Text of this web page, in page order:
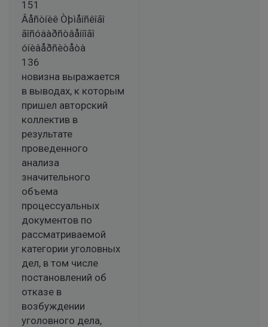
151
Âåñòíèê Òþìåíñêîãî
ãîñóäàðñòâåííîãî
óíèâåðñèòåòà
136
новизна выражается
в выводах, к которым
пришел авторский
коллектив в
результате
проведенного
анализа
значительного
объема
процессуальных
документов по
рассматриваемой
категории уголовных
дел, в том числе
постановлений об
отказе в
возбуждении
уголовного дела,